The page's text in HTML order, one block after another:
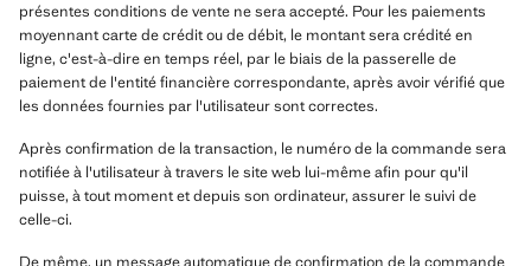
présentes conditions de vente ne sera accepté. Pour les paiements
moyennant carte de crédit ou de débit, le montant sera crédité en
ligne, c'est-à-dire en temps réel, par le biais de la passerelle de
paiement de l'entité financière correspondante, après avoir vérifié que
les données fournies par l'utilisateur sont correctes.
Après confirmation de la transaction, le numéro de la commande sera
notifiée à l'utilisateur à travers le site web lui-même afin pour qu'il
puisse, à tout moment et depuis son ordinateur, assurer le suivi de
celle-ci.